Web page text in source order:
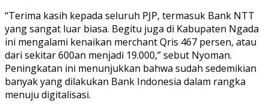
“Terima kasih kepada seluruh PJP, termasuk Bank NTT
yang sangat luar biasa. Begitu juga di Kabupaten Ngada
ini mengalami kenaikan merchant Qris 467 persen, atau
dari sekitar 600an menjadi 19.000,” sebut Nyoman.
Peningkatan ini menunjukkan bahwa sudah sedemikian
banyak yang dilakukan Bank Indonesia dalam rangka
menuju digitalisasi.